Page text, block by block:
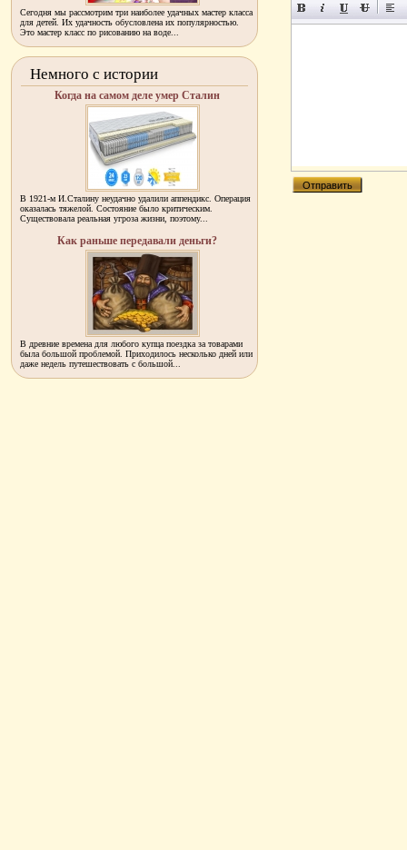
Сегодня мы рассмотрим три наиболее удачных мастер класса
для детей. Их удачность обусловлена их популярностью.
Это мастер класс по рисованию на воде...
Немного с истории
Когда на самом деле умер Сталин
В 1921-м И.Сталину неудачно удалили аппендикс. Операция
оказалась тяжелой. Состояние было критическим.
Существовала реальная угроза жизни, поэтому...
Как раньше передавали деньги?
В древние времена для любого купца поездка за товарами
была большой проблемой. Приходилось несколько дней или
даже недель путешествовать с большой...